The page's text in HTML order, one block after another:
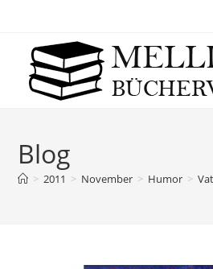
Blog
> 2011 > November > Humor >